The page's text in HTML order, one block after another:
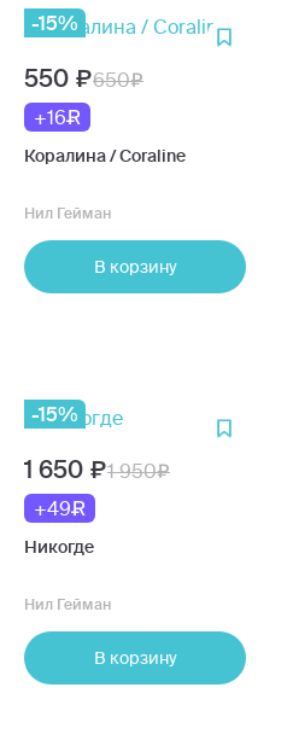
-15%
550
650
+16
Коралина / Coraline
Нил Гейман
В корзину
-15%
1 650
1 950
+49
Никогде
Нил Гейман
В корзину